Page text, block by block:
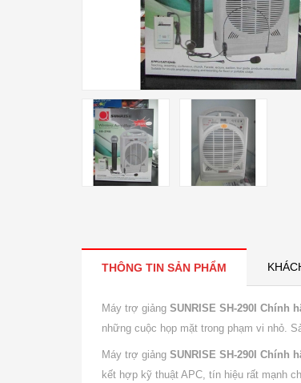
THÔNG TIN SẢN PHẨM
Máy trợ giảng SUNRISE SH-290I Chính
những cuộc họp mặt trong phạm vi nhỏ.
Máy trợ giảng SUNRISE SH-290I Chính
kết hợp kỹ thuật APC, tín hiệu rất mạnh